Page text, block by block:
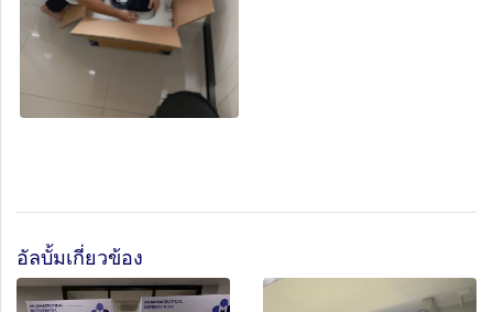
อัลบั้มเกี่ยวข้อง